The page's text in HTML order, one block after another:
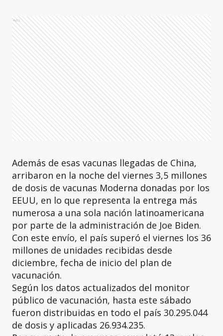
Ads
Además de esas vacunas llegadas de China,
arribaron en la noche del viernes 3,5 millones
de dosis de vacunas Moderna donadas por los
EEUU, en lo que representa la entrega más
numerosa a una sola nación latinoamericana
por parte de la administración de Joe Biden.
Con este envío, el país superó el viernes los 36
millones de unidades recibidas desde
diciembre, fecha de inicio del plan de
vacunación.
Según los datos actualizados del monitor
público de vacunación, hasta este sábado
fueron distribuidas en todo el país 30.295.044
de dosis y aplicadas 26.934.235.